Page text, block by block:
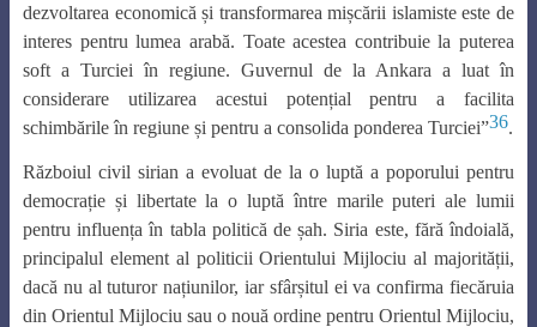
dezvoltarea economică și transformarea mișcării islamiste este de
interes pentru lumea arabă. Toate acestea contribuie la puterea
soft a Turciei în regiune. Guvernul de la Ankara a luat în
considerare utilizarea acestui potențial pentru a facilita
schimbările în regiune și pentru a consolida ponderea Turciei”36.
Războiul civil sirian a evoluat de la o luptă a poporului pentru
democrație și libertate la o luptă între marile puteri ale lumii
pentru influența în tabla politică de șah. Siria este, fără îndoială,
principalul element al politicii Orientului Mijlociu al majorității,
dacă nu al tuturor națiunilor, iar sfârșitul ei va confirma fiecăruia
din Orientul Mijlociu sau o nouă ordine pentru Orientul Mijlociu,